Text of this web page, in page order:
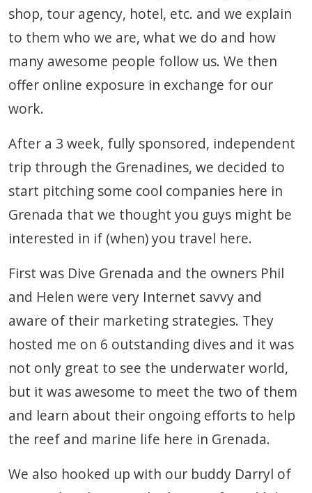
shop, tour agency, hotel, etc. and we explain
to them who we are, what we do and how
many awesome people follow us. We then
offer online exposure in exchange for our
work.
After a 3 week, fully sponsored, independent
trip through the Grenadines, we decided to
start pitching some cool companies here in
Grenada that we thought you guys might be
interested in if (when) you travel here.
First was Dive Grenada and the owners Phil
and Helen were very Internet savvy and
aware of their marketing strategies. They
hosted me on 6 outstanding dives and it was
not only great to see the underwater world,
but it was awesome to meet the two of them
and learn about their ongoing efforts to help
the reef and marine life here in Grenada.
We also hooked up with our buddy Darryl of